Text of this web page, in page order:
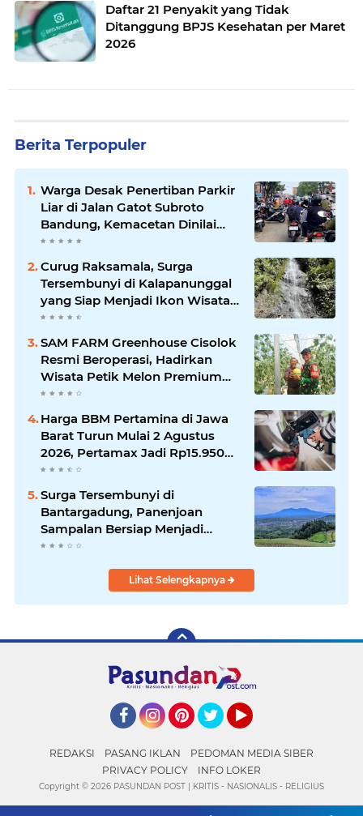
Daftar 21 Penyakit yang Tidak
Ditanggung BPJS Kesehatan per Maret
2026
Berita Terpopuler
Warga Desak Penertiban Parkir
Liar di Jalan Gatot Subroto
Bandung, Kemacetan Dinilai
Makin Mengkhawatirkan
Curug Raksamala, Surga
Tersembunyi di Kalapanunggal
yang Siap Menjadi Ikon Wisata
Alam Baru Kabupaten
SAM FARM Greenhouse Cisolok
Resmi Beroperasi, Hadirkan
Wisata Petik Melon Premium
dan Edukasi Pertanian Modern
Harga BBM Pertamina di Jawa
Barat Turun Mulai 2 Agustus
2026, Pertamax Jadi Rp15.950
per Liter, Cek Daftar Harga
Surga Tersembunyi di
Bantargadung, Panenjoan
Sampalan Bersiap Menjadi
Destinasi Desa Wisata Baru
Lihat Selengkapnya
REDAKSI PASANG IKLAN
PEDOMAN MEDIA SIBER
PRIVACY POLICY
INFO LOKER
Copyright © 2026 PASUNDAN POST | KRITIS - NASIONALIS - RELIGIUS